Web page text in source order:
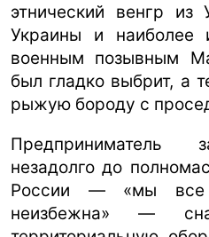
этнический венгр из
Украины и наиболее
военным позывным
был гладко выбрит, а
рыжую бороду с
Предприниматель
незадолго до
России — «мы все
неизбежна» —